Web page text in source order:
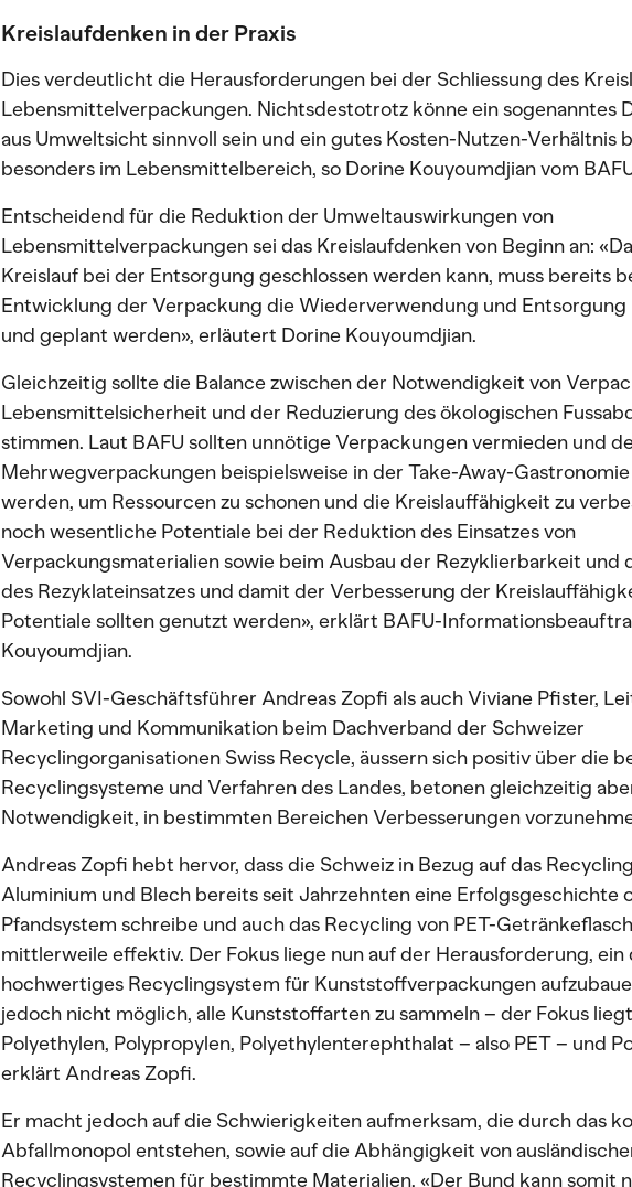
Kreislaufdenken in der Praxis
Dies verdeutlicht die Herausforderungen bei der Schliessung des
Lebensmittelverpackungen. Nichtsdestotrotz könne ein sogenanntes
aus Umweltsicht sinnvoll sein und ein gutes Kosten-Nutzen-Verhältnis
besonders im Lebensmittelbereich, so Dorine Kouyoumdjian vom
Entscheidend für die Reduktion der Umweltauswirkungen von
Lebensmittelverpackungen sei das Kreislaufdenken von Beginn an:
Kreislauf bei der Entsorgung geschlossen werden kann, muss bereits
Entwicklung der Verpackung die Wiederverwendung und
und geplant werden», erläutert Dorine Kouyoumdjian.
Gleichzeitig sollte die Balance zwischen der Notwendigkeit von
Lebensmittelsicherheit und der Reduzierung des ökologischen
stimmen. Laut BAFU sollten unnötige Verpackungen vermieden und
Mehrwegverpackungen beispielsweise in der Take-Away-
werden, um Ressourcen zu schonen und die Kreislauffähigkeit zu
noch wesentliche Potentiale bei der Reduktion des Einsatzes von
Verpackungsmaterialien sowie beim Ausbau der Rezyklierbarkeit und
des Rezyklateinsatzes und damit der Verbesserung der
Potentiale sollten genutzt werden», erklärt BAFU-
Kouyoumdjian.
Sowohl SVI-Geschäftsführer Andreas Zopfi als auch Viviane Pfister,
Marketing und Kommunikation beim Dachverband der Schweizer
Recyclingorganisationen Swiss Recycle, äussern sich positiv über die
Recyclingsysteme und Verfahren des Landes, betonen gleichzeitig
Notwendigkeit, in bestimmten Bereichen Verbesserungen
Andreas Zopfi hebt hervor, dass die Schweiz in Bezug auf das
Aluminium und Blech bereits seit Jahrzehnten eine Erfolgsgeschichte
Pfandsystem schreibe und auch das Recycling von PET-
mittlerweile effektiv. Der Fokus liege nun auf der Herausforderung, ein
hochwertiges Recyclingsystem für Kunststoffverpackungen
jedoch nicht möglich, alle Kunststoffarten zu sammeln – der Fokus
Polyethylen, Polypropylen, Polyethylenterephthalat – also PET – und
erklärt Andreas Zopfi.
Er macht jedoch auf die Schwierigkeiten aufmerksam, die durch das
Abfallmonopol entstehen, sowie auf die Abhängigkeit von
Recyclingsystemen für bestimmte Materialien. «Der Bund kann somit